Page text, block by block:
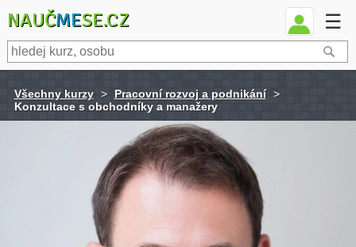
NAUČMESE.CZ ☰
Všechny kurzy > Pracovní rozvoj a podnikání >
Konzultace s obchodníky a manažery